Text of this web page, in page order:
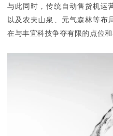
与此同时，传统自动售货机运
以及农夫山泉、元气森林等布
在与丰宜科技争夺有限的点位和